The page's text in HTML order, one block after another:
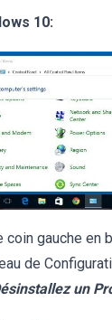
10:
gauche en
de
un